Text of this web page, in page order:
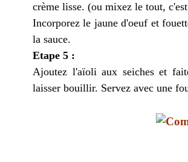
crème lisse. (ou mixez le tout,
Incorporez le jaune d'oeuf et
la sauce.
Etape 5 :
Ajoutez l'aïoli aux seiches et
laisser bouillir. Servez avec une